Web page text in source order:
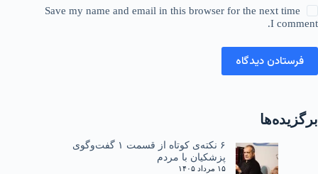
Save my name and email in this browser for the next time
I comment.
فرستادن دیدگاه
برگزیده‌ها
۶ نکته‌ی کوتاه از قسمت ۱ گفت‌وگوی
پزشکیان با مردم
۱۵ مرداد ۱۴۰۵